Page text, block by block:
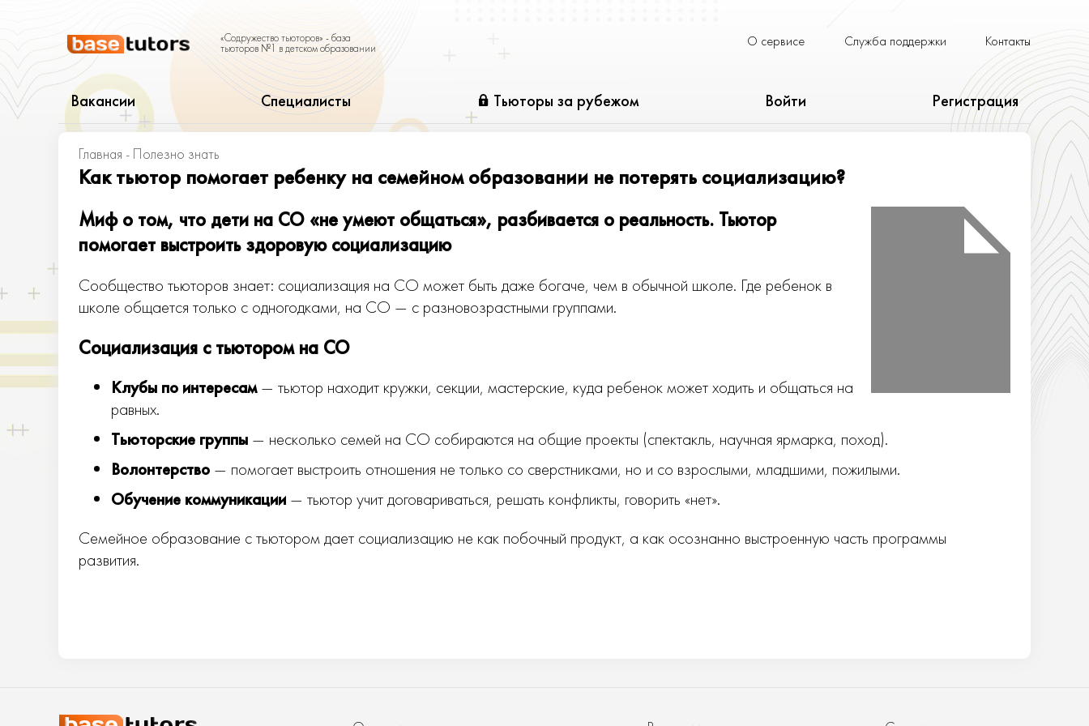
«Содружество тьюторов» - база
тьюторов №1 в детском образовании О сервисе Служба поддержки Контакты
Вакансии Специалисты Тьюторы за рубежом Войти Регистрация
Главная - Полезно знать
Как тьютор помогает ребенку на семейном образовании не потерять социализацию?
Миф о том, что дети на СО «не умеют общаться», разбивается о реальность. Тьютор
помогает выстроить здоровую социализацию
Сообщество тьюторов знает: социализация на СО может быть даже богаче, чем в обычной школе. Где ребенок в
школе общается только с одногодками, на СО — с разновозрастными группами.
Социализация с тьютором на СО
Клубы по интересам— тьютор находит кружки, секции, мастерские, куда ребенок может ходить и общаться на
равных.
Тьюторские группы — несколько семей на СО собираются на общие проекты (спектакль, научная ярмарка, поход).
Волонтерство — помогает выстроить отношения не только со сверстниками, но и со взрослыми, младшими, пожилыми.
Обучение коммуникации — тьютор учит договариваться, решать конфликты, говорить «нет».
Семейное образование с тьютором дает социализацию не как побочный продукт, а как осознанно выстроенную часть программы
развития.